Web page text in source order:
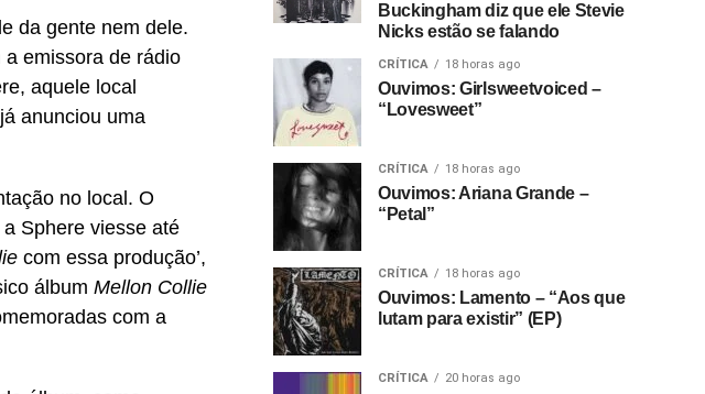
da gente nem dele.
emissora de rádio
aquele local
anunciou uma
no local. O
Sphere viesse até
com essa produção’,
álbum Mellon Collie
com a
Buckingham diz que ele Stevie
Nicks estão se falando
CRÍTICA 18 horas ago
Ouvimos: Girlsweetvoiced –
“Lovesweet”
CRÍTICA 18 horas ago
Ouvimos: Ariana Grande –
“Petal”
CRÍTICA 18 horas ago
Ouvimos: Lamento – “Aos que
lutam para existir” (EP)
CRÍTICA 20 horas ago